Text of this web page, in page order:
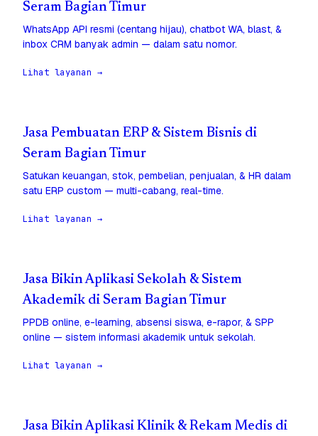
Seram Bagian Timur
WhatsApp API resmi (centang hijau), chatbot WA, blast, &
inbox CRM banyak admin — dalam satu nomor.
Lihat layanan →
Jasa Pembuatan ERP & Sistem Bisnis di
Seram Bagian Timur
Satukan keuangan, stok, pembelian, penjualan, & HR dalam
satu ERP custom — multi-cabang, real-time.
Lihat layanan →
Jasa Bikin Aplikasi Sekolah & Sistem
Akademik di Seram Bagian Timur
PPDB online, e-learning, absensi siswa, e-rapor, & SPP
online — sistem informasi akademik untuk sekolah.
Lihat layanan →
Jasa Bikin Aplikasi Klinik & Rekam Medis di